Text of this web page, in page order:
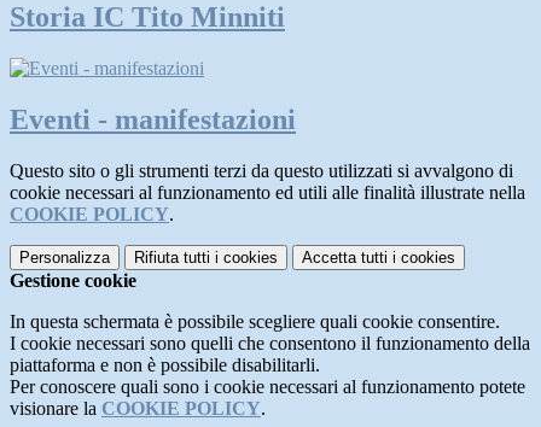
Storia IC Tito Minniti
Eventi - manifestazioni
Questo sito o gli strumenti terzi da questo utilizzati si avvalgono di
cookie necessari al funzionamento ed utili alle finalità illustrate nella
COOKIE POLICY.
Personalizza Rifiuta tutti i cookies Accetta tutti i cookies
Gestione cookie
In questa schermata è possibile scegliere quali cookie consentire.
I cookie necessari sono quelli che consentono il funzionamento della
piattaforma e non è possibile disabilitarli.
Per conoscere quali sono i cookie necessari al funzionamento potete
visionare la COOKIE POLICY.